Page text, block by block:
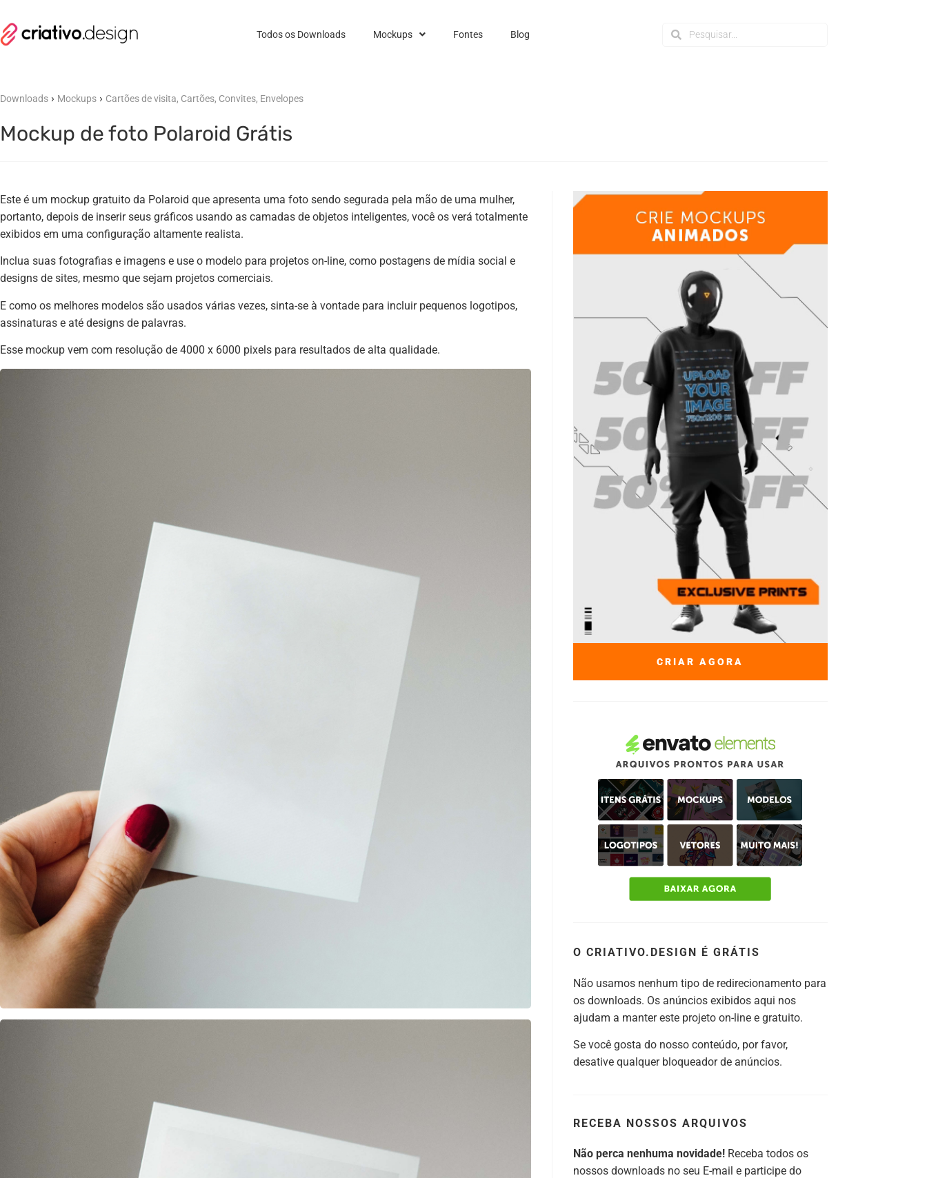
Todos os Downloads Mockups Fontes Blog
Downloads › Mockups › Cartões de visita, Cartões, Convites, Envelopes
Mockup de foto Polaroid Grátis
Este é um mockup gratuito da Polaroid que apresenta uma foto sendo segurada pela mão de uma mulher,
portanto, depois de inserir seus gráficos usando as camadas de objetos inteligentes, você os verá totalmente
exibidos em uma configuração altamente realista.
Inclua suas fotografias e imagens e use o modelo para projetos on-line, como postagens de mídia social e
designs de sites, mesmo que sejam projetos comerciais.
E como os melhores modelos são usados ​​várias vezes, sinta-se à vontade para incluir pequenos logotipos,
assinaturas e até designs de palavras.
Esse mockup vem com resolução de 4000 x 6000 pixels para resultados de alta qualidade.
CRIAR AGORA
O CRIATIVO.DESIGN É GRÁTIS
Não usamos nenhum tipo de redirecionamento para
os downloads. Os anúncios exibidos aqui nos
ajudam a manter este projeto on-line e gratuito.
Se você gosta do nosso conteúdo, por favor,
desative qualquer bloqueador de anúncios.
RECEBA NOSSOS ARQUIVOS
Não perca nenhuma novidade!Receba todos os
nossos downloads no seu E-mail e participe do